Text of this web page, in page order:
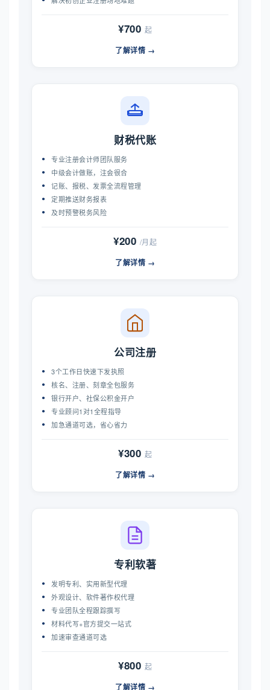
¥700 起
了解详情 →
财税代账
专业注册会计师团队服务
中级会计做账，注会很合
记账、报税、发票全流程管理
定期推送财务报表
及时预警税务风险
¥200 /月起
了解详情 →
公司注册
3个工作日快速下发执照
核名、注册、刻章全包服务
银行开户、社保公积金开户
专业顾问1对1全程指导
加急通道可选，省心省力
¥300 起
了解详情 →
专利软著
发明专利、实用新型代理
外观设计、软件著作权代理
专业团队全程跟踪撰写
材料代写+官方提交一站式
加速审查通道可选
¥800 起
了解详情 →